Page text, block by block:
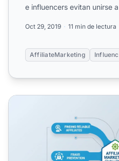
e influencers evitan unirse
Oct 29, 2019 11 min de lectura
AffiliateMarketing
Principales desafíos en el